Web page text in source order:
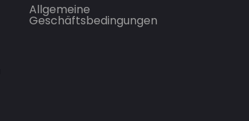
Allgemeine
Geschäftsbedingungen